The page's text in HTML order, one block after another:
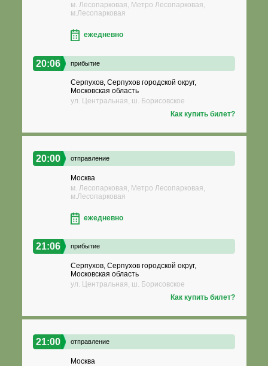
м. Лесопарковая, Метро Лесопарковая,
м.Лесопарковая
ежедневно
20:06 прибытие
Серпухов, Серпухов городской округ,
Московская область
ул. Центральная, ш. Борисовское
Как купить билет?
20:00 отправление
Москва
м. Лесопарковая, Метро Лесопарковая,
м.Лесопарковая
ежедневно
21:06 прибытие
Серпухов, Серпухов городской округ,
Московская область
ул. Центральная, ш. Борисовское
Как купить билет?
21:00 отправление
Москва